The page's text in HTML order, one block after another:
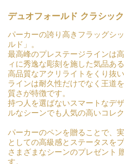
デュオフォールド クラシック
パーカーの誇り高きフラッグシ
ルド」。
最高峰のプレステージラインは
ィに秀逸な彫刻を施した気品あ
高品質なアクリライトをくり抜
ラインは耐久性だけでなく王道
質さが特徴です。
持つ人を選ばないスマートなデ
ルなシーンでも人気の高いコレ
パーカーのペンを贈ることで、
としての高級感とステータスを
さまざまなシーンのプレゼント
す。